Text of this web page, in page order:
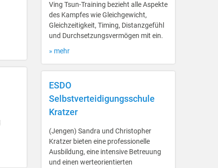
Ving Tsun-Training bezieht alle Aspekte
des Kampfes wie Gleichgewicht,
Gleichzeitigkeit, Timing, Distanzgefühl
und Durchsetzungsvermögen mit ein.
» mehr
ESDO
Selbstverteidigungsschule
Kratzer
(Jengen) Sandra und Christopher
Kratzer bieten eine professionelle
Ausbildung, eine intensive Betreuung
und einen werteorientierten